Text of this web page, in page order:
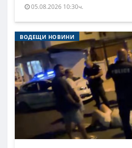
05.08.2026 10:30ч.
ВОДЕЩИ НОВИНИ